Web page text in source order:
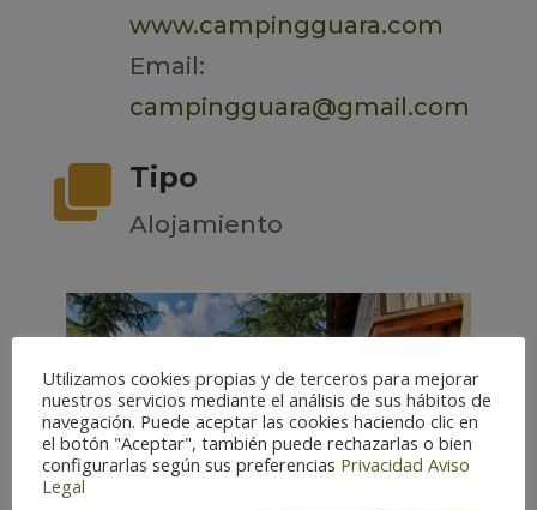
www.campingguara.com
Email:
campingguara@gmail.com
 Tipo
Alojamiento
Utilizamos cookies propias y de terceros para mejorar
nuestros servicios mediante el análisis de sus hábitos de
navegación. Puede aceptar las cookies haciendo clic en
el botón "Aceptar", también puede rechazarlas o bien
configurarlas según sus preferencias Privacidad Aviso
Legal